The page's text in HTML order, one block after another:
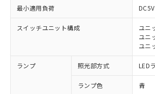
最小適用負荷
スイッチユニット構成
ユニ
ユニ
ユニ
ランプ 照光部方式 LED
ランプ色 青
対応済み：EU RoHS指令（10
非含有に対応した製品が提供可